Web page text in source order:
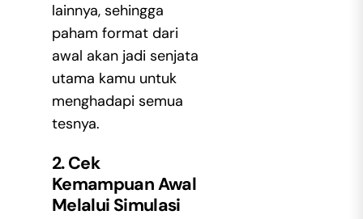
lainnya, sehingga
paham format dari
awal akan jadi senjata
utama kamu untuk
menghadapi semua
tesnya.
2. Cek
Kemampuan Awal
Melalui Simulasi